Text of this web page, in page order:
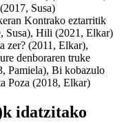
Susa)
Kontrako eztarritik
Susa), Hili (2021, Elkar)
zer? (2011, Elkar),
denboraren truke
Pamiela), Bi kobazulo
Poza (2018, Elkar)
idatzitako